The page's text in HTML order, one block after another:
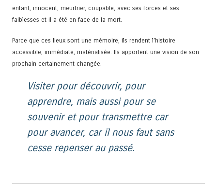
enfant, innocent, meurtrier, coupable, avec ses forces et ses
faiblesses et il a été en face de la mort.
Parce que ces lieux sont une mémoire, ils rendent l’histoire
accessible, immédiate, matérialisée. Ils apportent une vision de son
prochain certainement changée.
Visiter pour découvrir, pour
apprendre, mais aussi pour se
souvenir et pour transmettre car
pour avancer, car il nous faut sans
cesse repenser au passé.